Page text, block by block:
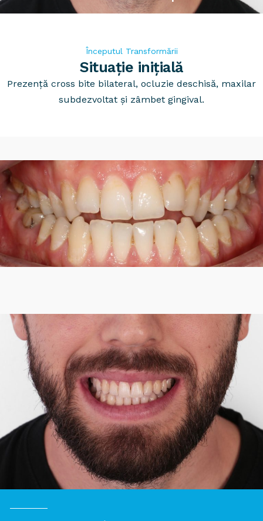
STOMATOLOGIE GENERALĂ
PARODONTOLOGIE
APARATE DENTARE
TARIFE
Începutul Transformării
Situație inițială
Prezență cross bite bilateral, ocluzie deschisă, maxilar
subdezvoltat și zâmbet gingival.